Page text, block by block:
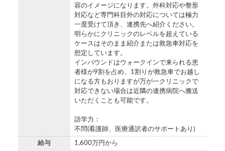
容のイメージになります。外科対応や整形
対応など専門科目外の対応については極力
一度受けて頂き、連携先へ紹介ください。
明らかにクリニックのレベルを超えている
ケースはそのまま紹介または救急車対応を
想定しています。
インバウンドはウォークインで来られる患
者様が9割を占め、1割りが救急車でお越し
になる方もおりますが万が一クリニックで
対応できない場合は近隣の連携病院へ搬送
いただくことも可能です。
語学力：
不問(看護師、医療通訳者のサポートあり)
給与 1,600万円から